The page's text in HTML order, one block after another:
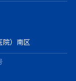
院）南区